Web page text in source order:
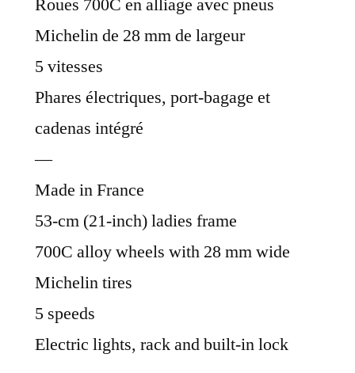
Roues 700C en alliage avec pneus
Michelin de 28 mm de largeur
5 vitesses
Phares électriques, port-bagage et
cadenas intégré
—
Made in France
53-cm (21-inch) ladies frame
700C alloy wheels with 28 mm wide
Michelin tires
5 speeds
Electric lights, rack and built-in lock